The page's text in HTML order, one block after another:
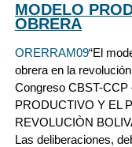
MODELO
OBRERA
ORERRAM09“El
obrera en la
Congreso CBST-CCP
PRODUCTIVO Y EL
REVOLUCIÒN
Las deliberaciones,